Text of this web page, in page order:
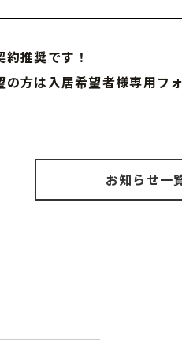
推奨です！
方は入居希望者様専用フ
お知らせ一